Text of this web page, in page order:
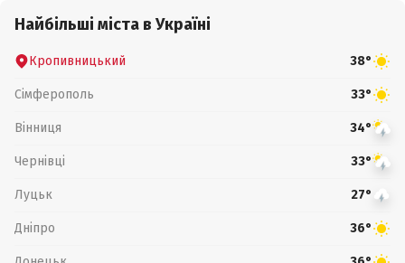
Найбільші міста в Україні
Кропивницький 38°
Сімферополь 33°
Вінниця 34°
Чернівці 33°
Луцьк 27°
Дніпро 36°